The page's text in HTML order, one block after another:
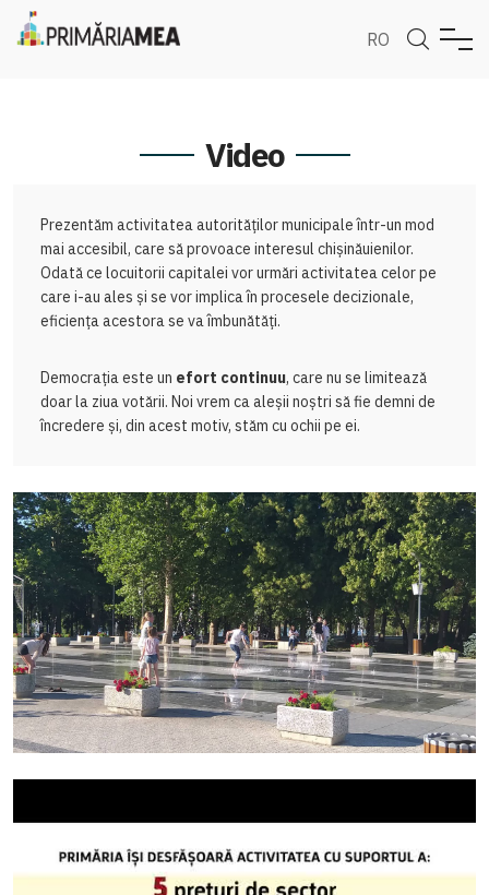
RO
Video
Prezentăm activitatea autorităților municipale într-un mod
mai accesibil, care să provoace interesul chișinăuienilor.
Odată ce locuitorii capitalei vor urmări activitatea celor pe
care i-au ales și se vor implica în procesele decizionale,
eficiența acestora se va îmbunătăți.
Democrația este un efort continuu, care nu se limitează
doar la ziua votării. Noi vrem ca aleșii noștri să fie demni de
încredere și, din acest motiv, stăm cu ochii pe ei.